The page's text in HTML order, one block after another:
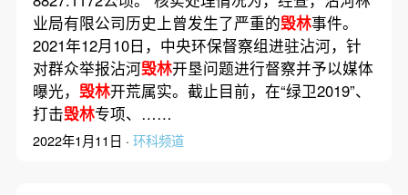
业局有限公司历史上曾发生了严重的毁林事件。
2021年12月10日，中央环保督察组进驻沾河，针
对群众举报沾河毁林开垦问题进行督察并予以媒体
曝光， 毁林开荒属实。截止目前，在“绿卫2019”、
打击毁林专项、……
2022年1月11日 · 环科频道